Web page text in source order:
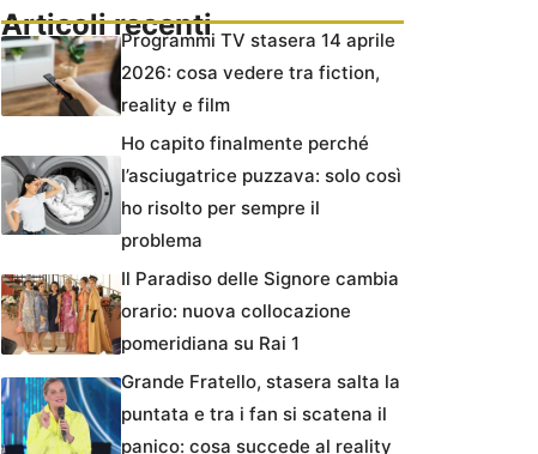
Articoli recentiProgrammi TV stasera 14 aprile
2026: cosa vedere tra fiction,
reality e film
Ho capito finalmente perché
l’asciugatrice puzzava: solo così
ho risolto per sempre il
problema
Il Paradiso delle Signore cambia
orario: nuova collocazione
pomeridiana su Rai 1
Grande Fratello, stasera salta la
puntata e tra i fan si scatena il
panico: cosa succede al reality